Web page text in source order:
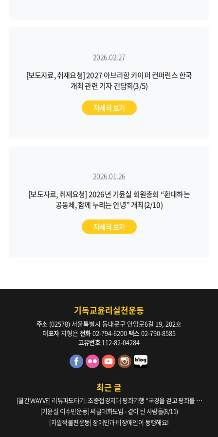
2026.02.27
[보도자료, 취재요청] 2027 아브라함 카이퍼 컨퍼런스 한국
개최 관련 기자 간담회(3/5)
자세히 보기
2026.01.26
[보도자료, 취재요청] 2026년 기윤실 회원총회 “환대하는
공동체, 함께 누리는 안녕” 개최(2/10)
자세히 보기
기독교윤리실천운동
주소 (02578) 서울특별시 동대문구 안암로6길 19, 202호
대표자지형은 전화02-794-6200팩스 02-790-8585
고유번호 112-82-04284
최근 글
[월간 WAYVE] 리뷰파도타기: 조중접경지대 평화기행 “국경을 걷고 평화를 생
각하다” _ 105호
[기윤실 이주민운동] 써클대화모임 - 곁이 된 사람들(8/11)
[자발적불편운동] 장애인과 비장애인이 동행해요!